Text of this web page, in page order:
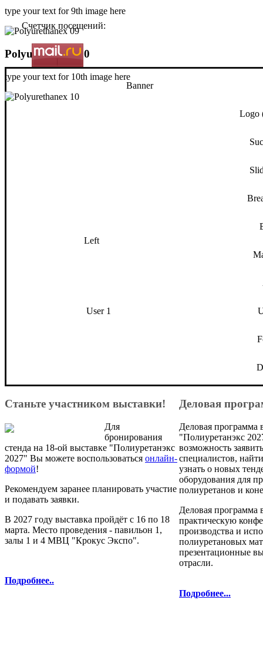
type your text for 9th image here
Polyurethanex 10
type your text for 10th image here
Счетчик посещений:
Banner
Logo
Left
User 1
Станьте участником выставки!
Для
бронирования
стенда на 18-ой выставке "Полиуретанэкс
2027" Вы можете воспользоваться онлайн-
формой!
Рекомендуем заранее планировать участие
и подавать заявки.
В 2027 году выставка пройдёт с 16 по 18
марта. Место проведения - павильон 1,
залы 1 и 4 МВЦ "Крокус Экспо".
Подробнее..
Деловая
Деловая программа
"Полиуретанэкс
возможность
специалистов,
узнать о новых
оборудования для
полиуретанов и
Деловая программа
практическую
производства и
полиуретановых
презентационные
отрасли.
Подробнее...